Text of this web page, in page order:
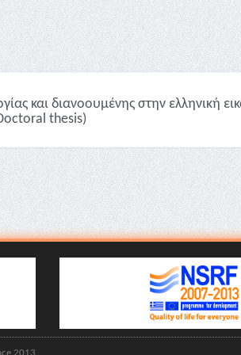
και διανοουμένης στην ελληνική
thesis)